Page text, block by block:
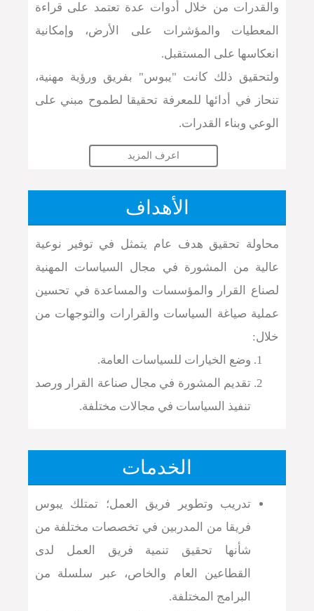
والقدرات من خلال أدوات عدة تعتمد على قراءة
المعطيات والمؤشرات على الأرض، وإمكانية
انعكاسها على المستقبل.
ولتحقيق ذلك كانت "يبوس" بفريق ورؤية مهنية،
تنحاز في أدائها للمعرفة تحقيقا لطموح مبني على
الوعي وبناء القدرات.
اعرف المزيد
الأهداف
محاولة تحقيق هدف عام يتمثل في توفير نوعية
عالية من المشورة في مجال السياسات المهنية
لصناع القرار والمؤسسات والمساعدة في تحسين
عملية صياغة السياسات والقرارات والتوجهات من
خلال:
وضع الخيارات للسياسات العامة.
تقديم المشورة في مجال صناعة القرار ورصد
تنفيذ السياسات في مجالات مختلفة.
السياسات وشرائح المجتمع.
الحصول على تغذية راجعة لقرارات ومواقف
اتخذت.
الحصول على آراء موضوعية ومهنية ومنهجية
تجاه قضايا بارزة.
اعرف المزيد
الخدمات
تدريب وتطوير فريق العمل؛ تمتلك يبوس
فريقا من المدربين في تخصصات مختلفة من
شأنها تحقيق تنمية فريق العمل لدى
القطاعين العام والخاص، عبر سلسلة من
البرامج المختلفة.